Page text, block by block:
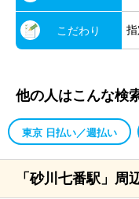
こだわり
他の人はこんな検
東京 日払い／週払い
「砂川七番駅」周